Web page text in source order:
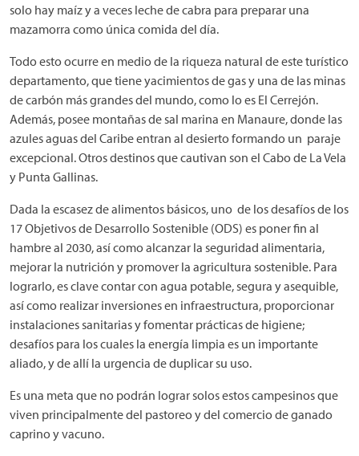
solo hay maíz y a veces leche de cabra para preparar una
mazamorra como única comida del día.
Todo esto ocurre en medio de la riqueza natural de este turístico
departamento, que tiene yacimientos de gas y una de las minas
de carbón más grandes del mundo, como lo es El Cerrejón.
Además, posee montañas de sal marina en Manaure, donde las
azules aguas del Caribe entran al desierto formando un paraje
excepcional. Otros destinos que cautivan son el Cabo de La Vela
y Punta Gallinas.
Dada la escasez de alimentos básicos, uno de los desafíos de los
17 Objetivos de Desarrollo Sostenible (ODS) es poner fin al
hambre al 2030, así como alcanzar la seguridad alimentaria,
mejorar la nutrición y promover la agricultura sostenible. Para
lograrlo, es clave contar con agua potable, segura y asequible,
así como realizar inversiones en infraestructura, proporcionar
instalaciones sanitarias y fomentar prácticas de higiene;
desafíos para los cuales la energía limpia es un importante
aliado, y de allí la urgencia de duplicar su uso.
Es una meta que no podrán lograr solos estos campesinos que
viven principalmente del pastoreo y del comercio de ganado
caprino y vacuno.